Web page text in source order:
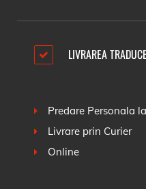
LIVRAREA
Predare Personala
Livrare prin Curier
Online